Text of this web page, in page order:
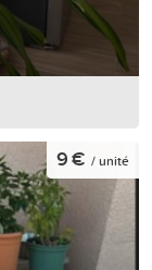
9 € / unité